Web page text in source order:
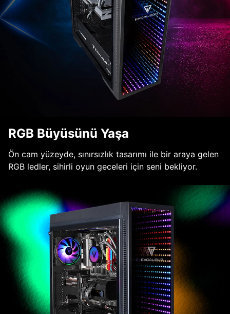
RGB Büyüsünü Yaşa
Ön cam yüzeyde, sınırsızlık tasarımı ile bir araya gelen
RGB ledler, sihirli oyun geceleri için seni bekliyor.